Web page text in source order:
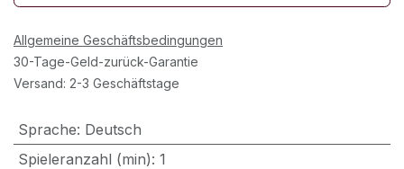
Allgemeine Geschäftsbedingungen
30-Tage-Geld-zurück-Garantie
Versand: 2-3 Geschäftstage
Sprache: Deutsch
Spieleranzahl (min): 1